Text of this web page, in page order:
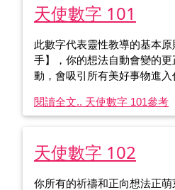
天使數字 101
此數字代表靈性教導的基本
手】，你的想法自動會變的
動，會吸引所有美好事物進入
閱讀全文.. 天使數字 101參考
天使數字 102
你所有的祈禱和正向想法正